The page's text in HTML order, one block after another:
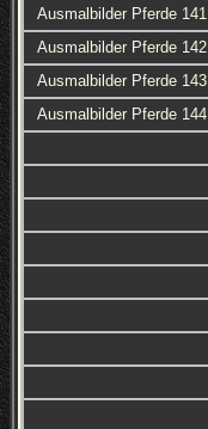
Ausmalbilder Pferde 141
Ausmalbilder Pferde 142
Ausmalbilder Pferde 143
Ausmalbilder Pferde 144